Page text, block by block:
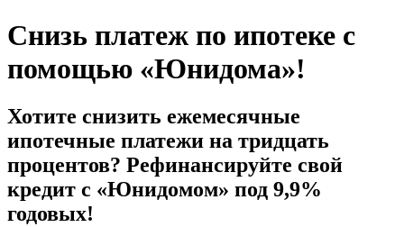
Снизь платеж по ипотеке с
помощью «Юнидома»!
Хотите снизить ежемесячные
ипотечные платежи на тридцать
процентов? Рефинансируйте свой
кредит с «Юнидомом» под 9,9%
годовых!